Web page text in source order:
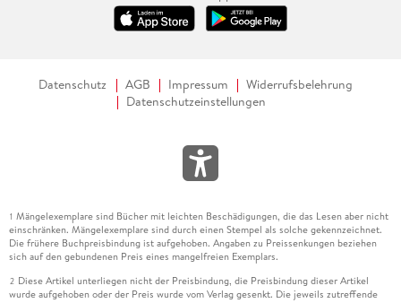
Datenschutz AGB Impressum
Widerrufsbelehrung
Datenschutzeinstellungen
1 Mängelexemplare sind Bücher mit leichten Beschädigungen, die das Lesen aber nicht
einschränken. Mängelexemplare sind durch einen Stempel als solche gekennzeichnet.
Die frühere Buchpreisbindung ist aufgehoben. Angaben zu Preissenkungen beziehen
sich auf den gebundenen Preis eines mangelfreien Exemplars.
2 Diese Artikel unterliegen nicht der Preisbindung, die Preisbindung dieser Artikel
wurde aufgehoben oder der Preis wurde vom Verlag gesenkt. Die jeweils zutreffende